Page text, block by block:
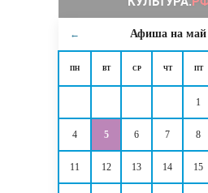
← Афиша на май
ПН ВТ СР ЧТ ПТ
1
4 5 6 7 8
11 12 13 14 15